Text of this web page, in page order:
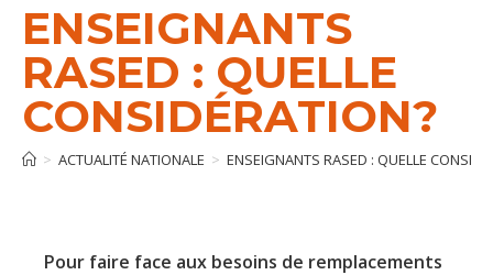
ENSEIGNANTS
RASED : QUELLE
CONSIDÉRATION?
> ACTUALITÉ NATIONALE > ENSEIGNANTS RASED : QUELLE
Pour faire face aux besoins de remplacements